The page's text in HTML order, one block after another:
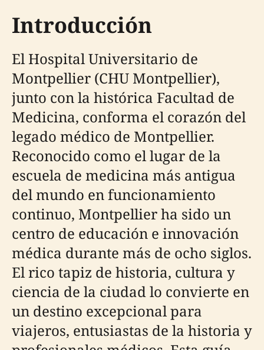
Introducción
El Hospital Universitario de
Montpellier (CHU Montpellier),
junto con la histórica Facultad de
Medicina, conforma el corazón del
legado médico de Montpellier.
Reconocido como el lugar de la
escuela de medicina más antigua
del mundo en funcionamiento
continuo, Montpellier ha sido un
centro de educación e innovación
médica durante más de ocho siglos.
El rico tapiz de historia, cultura y
ciencia de la ciudad lo convierte en
un destino excepcional para
viajeros, entusiastas de la historia y